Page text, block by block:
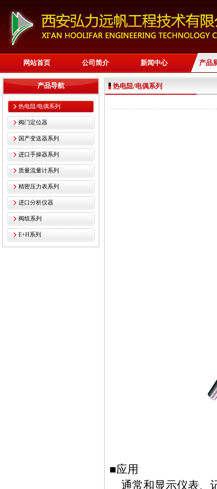
网站首页 公司简介 新闻中心 产品
产品导航
热电阻/电偶系列
阀门定位器
国产变送器系列
进口手操器系列
质量流量计系列
精密压力表系列
进口分析仪器
阀组系列
E+H系列
热电阻/电偶系列
■应用
通常和显示仪表、